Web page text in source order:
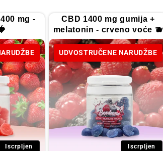
mg -
Iscrpljen
CBD 1400 mg gumija +
melatonin - crveno voće 🫐
UDVOSTRUČENE NARUDŽBE
Iscrpljen